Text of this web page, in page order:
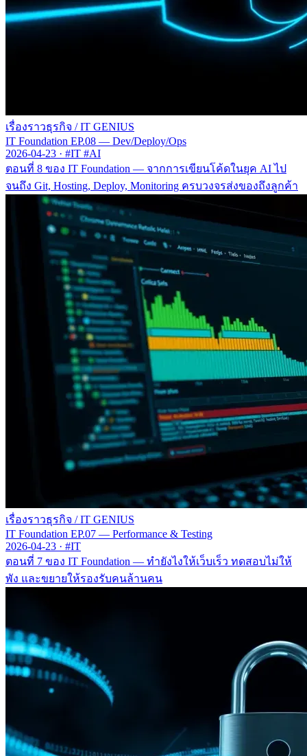
เรื่องราวธุรกิจ / IT GENIUS
IT Foundation EP.08 — Dev/Deploy/Ops
2026-04-23 · #IT #AI
ตอนที่ 8 ของ IT Foundation — จากการเขียนโค้ดในยุค AI ไป
จนถึง Git, Hosting, Deploy, Monitoring ครบวงจรส่งของถึงลูกค้า
เรื่องราวธุรกิจ / IT GENIUS
IT Foundation EP.07 — Performance & Testing
2026-04-23 · #IT
ตอนที่ 7 ของ IT Foundation — ทำยังไงให้เว็บเร็ว ทดสอบไม่ให้
พัง และขยายให้รองรับคนล้านคน